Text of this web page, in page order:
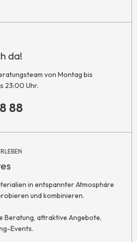
da!
von Montag bis
23:00 Uhr.
88
in entspannter Atmosphäre
und kombinieren.
Beratung, attraktive Angebote,
Events.